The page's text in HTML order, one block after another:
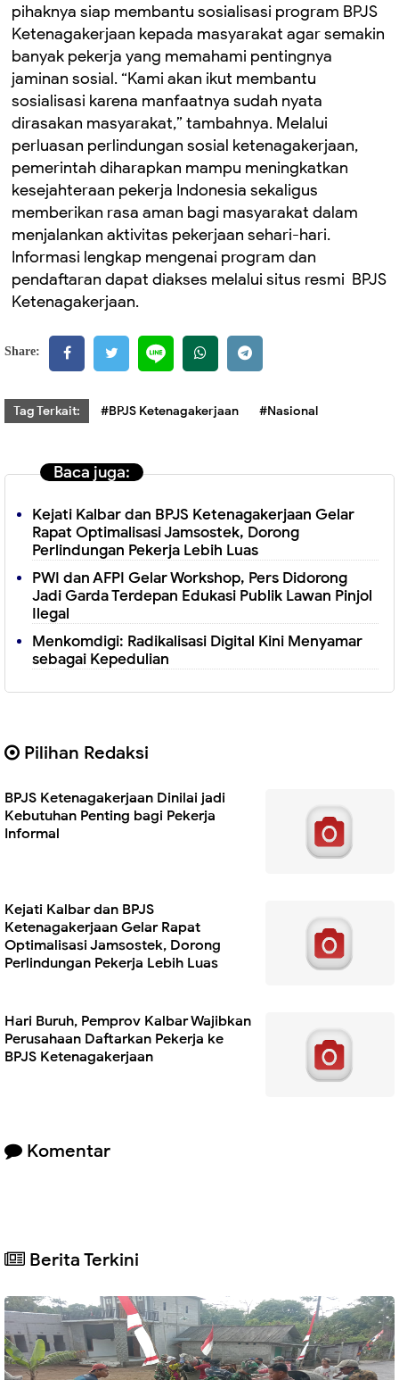
pihaknya siap membantu sosialisasi program BPJS
Ketenagakerjaan kepada masyarakat agar semakin
banyak pekerja yang memahami pentingnya
jaminan sosial. “Kami akan ikut membantu
sosialisasi karena manfaatnya sudah nyata
dirasakan masyarakat,” tambahnya. Melalui
perluasan perlindungan sosial ketenagakerjaan,
pemerintah diharapkan mampu meningkatkan
kesejahteraan pekerja Indonesia sekaligus
memberikan rasa aman bagi masyarakat dalam
menjalankan aktivitas pekerjaan sehari-hari.
Informasi lengkap mengenai program dan
pendaftaran dapat diakses melalui situs resmi BPJS
Ketenagakerjaan.
Share:
Tag Terkait: #BPJS Ketenagakerjaan #Nasional
Baca juga:
Kejati Kalbar dan BPJS Ketenagakerjaan Gelar
Rapat Optimalisasi Jamsostek, Dorong
Perlindungan Pekerja Lebih Luas
PWI dan AFPI Gelar Workshop, Pers Didorong
Jadi Garda Terdepan Edukasi Publik Lawan Pinjol
Ilegal
Menkomdigi: Radikalisasi Digital Kini Menyamar
sebagai Kepedulian
Pilihan Redaksi
BPJS Ketenagakerjaan Dinilai jadi
Kebutuhan Penting bagi Pekerja
Informal
Kejati Kalbar dan BPJS
Ketenagakerjaan Gelar Rapat
Optimalisasi Jamsostek, Dorong
Perlindungan Pekerja Lebih Luas
Hari Buruh, Pemprov Kalbar Wajibkan
Perusahaan Daftarkan Pekerja ke
BPJS Ketenagakerjaan
Komentar
Berita Terkini